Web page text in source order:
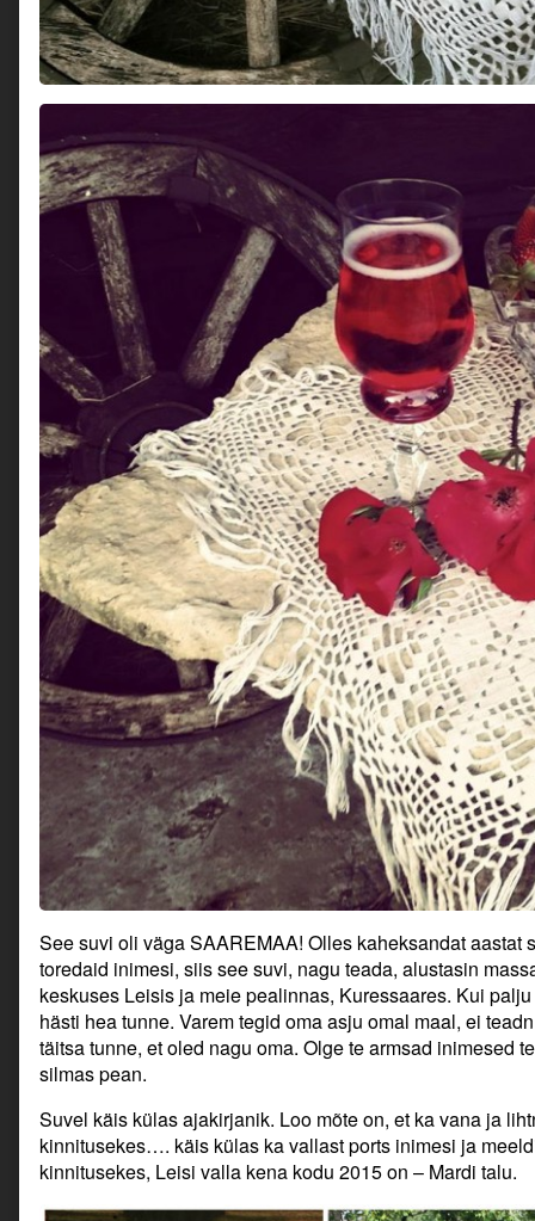
See suvi oli väga SAAREMAA! Olles kaheksandat aastat
toredaid inimesi, siis see suvi, nagu teada, alustasin
keskuses Leisis ja meie pealinnas, Kuressaares. Kui
hästi hea tunne. Varem tegid oma asju omal maal, ei
täitsa tunne, et oled nagu oma. Olge te armsad inimesed
silmas pean.
Suvel käis külas ajakirjanik. Loo mõte on, et ka vana ja
kinnitusekes…. käis külas ka vallast ports inimesi ja
kinnitusekes, Leisi valla kena kodu 2015 on – Mardi talu.